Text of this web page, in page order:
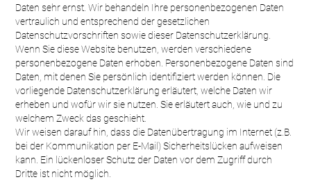
Daten sehr ernst. Wir behandeln Ihre personenbezogenen Daten
vertraulich und entsprechend der gesetzlichen
Datenschutzvorschriften sowie dieser Datenschutzerklärung.
Wenn Sie diese Website benutzen, werden verschiedene
personenbezogene Daten erhoben. Personenbezogene Daten sind
Daten, mit denen Sie persönlich identifiziert werden können. Die
vorliegende Datenschutzerklärung erläutert, welche Daten wir
erheben und wofür wir sie nutzen. Sie erläutert auch, wie und zu
welchem Zweck das geschieht.
Wir weisen darauf hin, dass die Datenübertragung im Internet (z.B.
bei der Kommunikation per E-Mail) Sicherheitslücken aufweisen
kann. Ein lückenloser Schutz der Daten vor dem Zugriff durch
Dritte ist nicht möglich.